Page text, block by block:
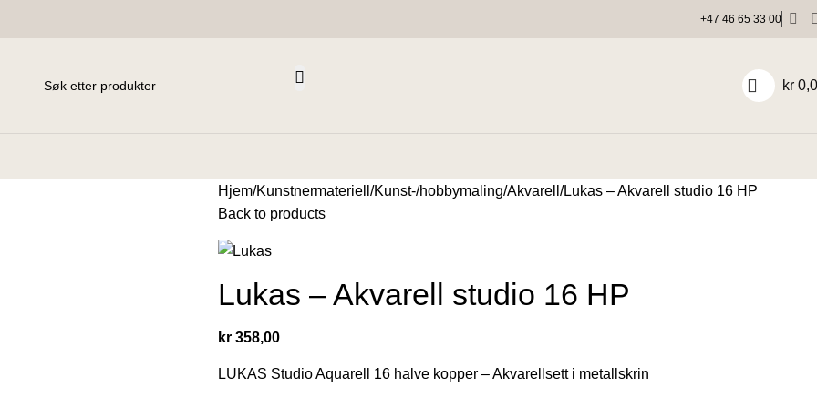
+47 46 65 33 00
kr
Hjem Kunstnermateriell Kunst-/hobbymaling Akvarell
Lukas – Akvarell studio 16 HP
Back to products
Lukas – Akvarell studio 16 HP
kr 358,00
LUKAS Studio Aquarell 16 halve kopper – Akvarellsett i metallskrin